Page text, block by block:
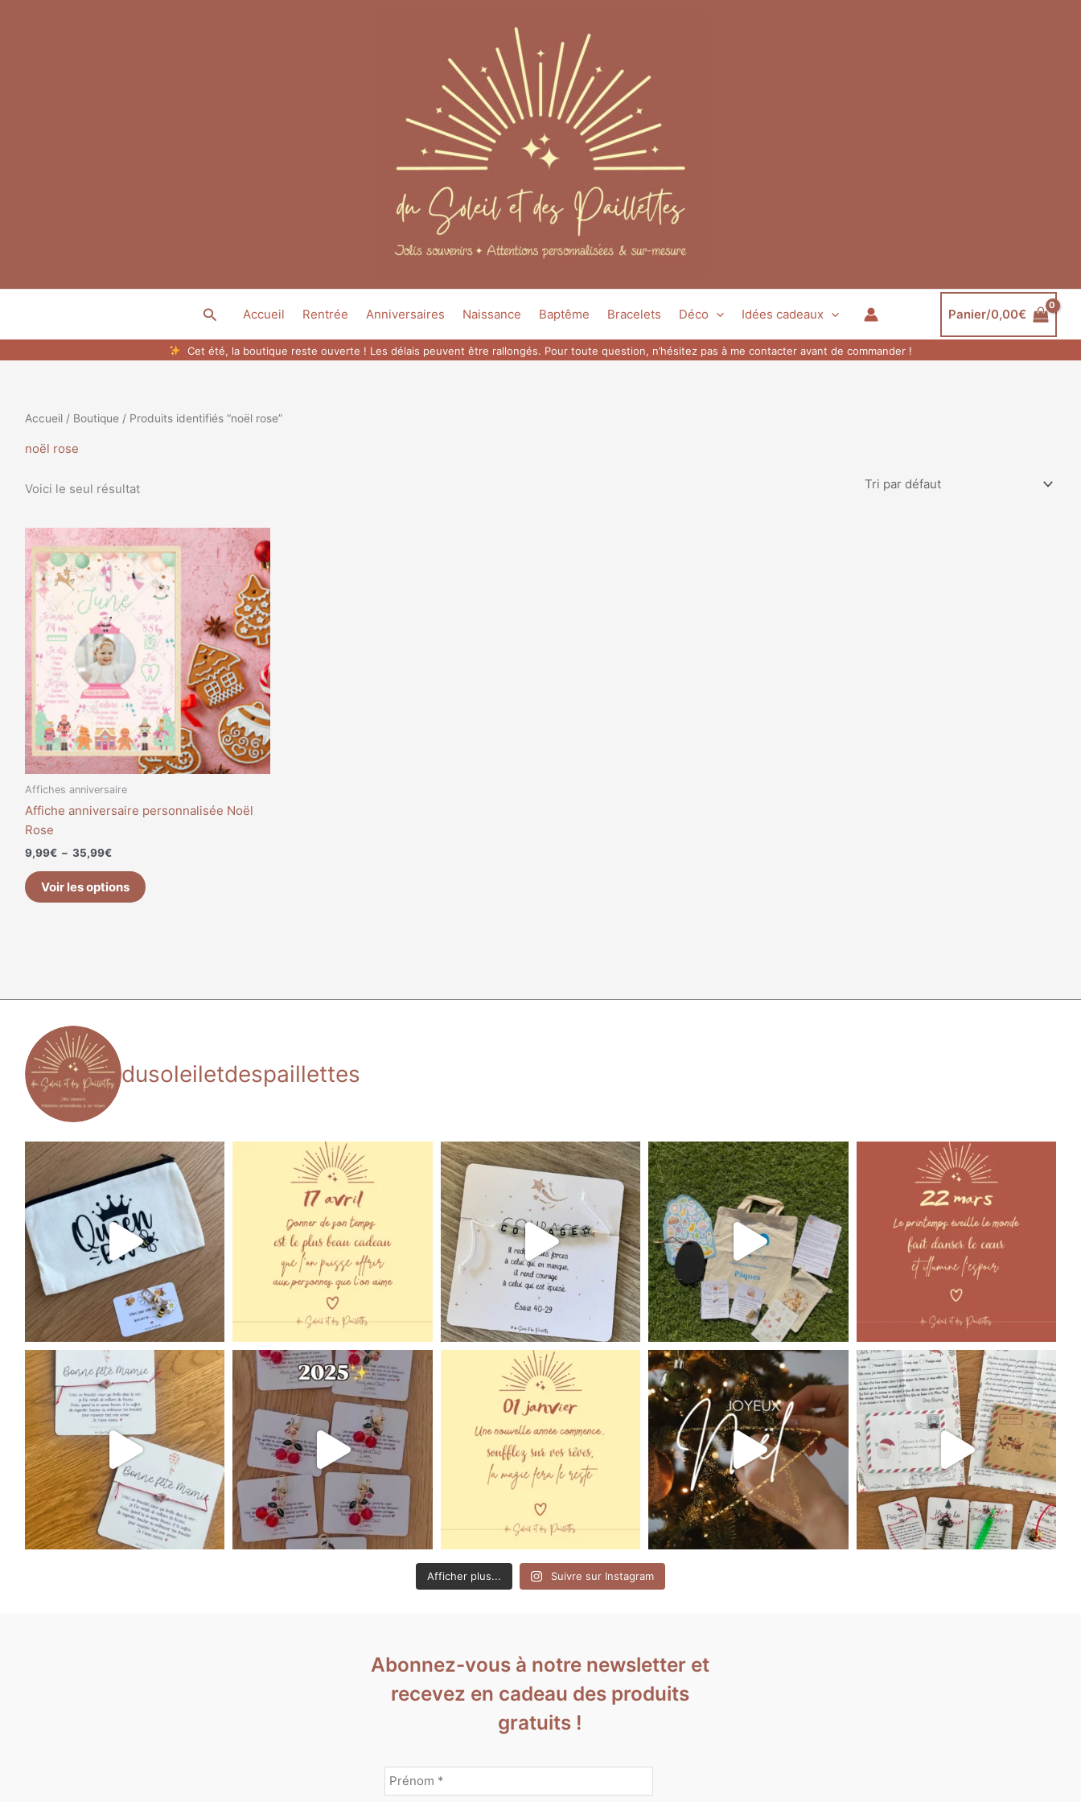
Rechercher
Accueil Rentrée Anniversaires Naissance Baptême Bracelets Déco Idées cadeaux Panier/0,00€
Cet été, la boutique reste ouverte ! Les délais peuvent être rallongés. Pour toute question, n’hésitez pas à me contacter avant de commander !
Accueil/ Boutique/ Produits identifiés “noël rose”
noël rose
Voici le seul résultat
Affiches anniversaire
Affiche anniversaire personnalisée Noël
Rose
9,99€ – 35,99€
Plage
de
prix :
9,99€
à
35,99€
Voir les options
Ce
produit
plusieurs
variations.
Les
options
peuvent
être
choisies
sur
la
page
produit
dusoleiletdespaillettes
Afficher plus... Suivre sur Instagram
Abonnez-vous à notre newsletter et
recevez en cadeau des produits
gratuits !